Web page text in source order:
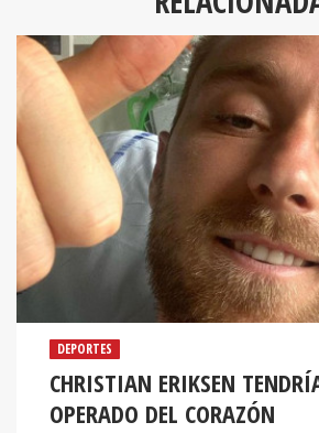
DEPORTES
CHRISTIAN ERIKSEN
OPERADO DEL CORAZÓN